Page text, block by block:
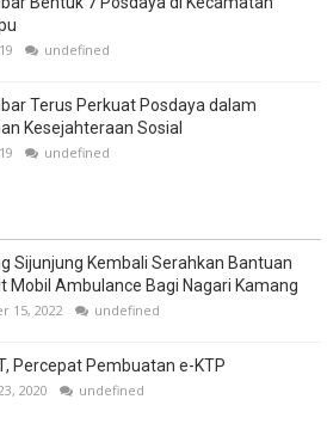
undefined
Terus Perkuat Posdaya dalam
Kesejahteraan Sosial
undefined
Sijunjung Kembali Serahkan Bantuan
Mobil Ambulance Bagi Nagari Kamang
15, 2022 undefined
Percepat Pembuatan e-KTP
2020 undefined